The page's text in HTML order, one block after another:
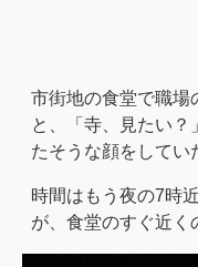
市街地の食堂で職場
と、「寺、見たい？
たそうな顔をしてい
時間はもう夜の7時
が、食堂のすぐ近く